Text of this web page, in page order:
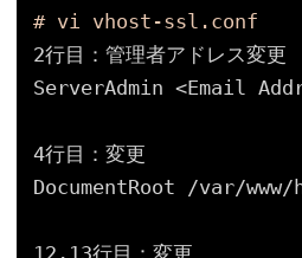
# vi vhost-ssl.conf
2行目：管理者アドレス変更
ServerAdmin <Email
4行目：変更
DocumentRoot /var/
12,13行目：変更